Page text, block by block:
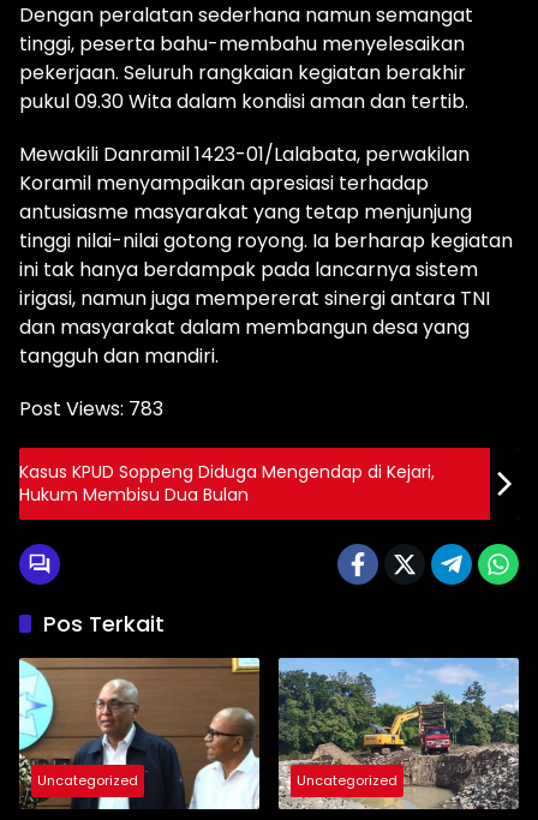
Dengan peralatan sederhana namun semangat
tinggi, peserta bahu-membahu menyelesaikan
pekerjaan. Seluruh rangkaian kegiatan berakhir
pukul 09.30 Wita dalam kondisi aman dan tertib.
Mewakili Danramil 1423-01/Lalabata, perwakilan
Koramil menyampaikan apresiasi terhadap
antusiasme masyarakat yang tetap menjunjung
tinggi nilai-nilai gotong royong. Ia berharap kegiatan
ini tak hanya berdampak pada lancarnya sistem
irigasi, namun juga mempererat sinergi antara TNI
dan masyarakat dalam membangun desa yang
tangguh dan mandiri.
Post Views: 783
Kasus KPUD Soppeng Diduga Mengendap di Kejari,
Hukum Membisu Dua Bulan
Pos Terkait
Uncategorized Uncategorized